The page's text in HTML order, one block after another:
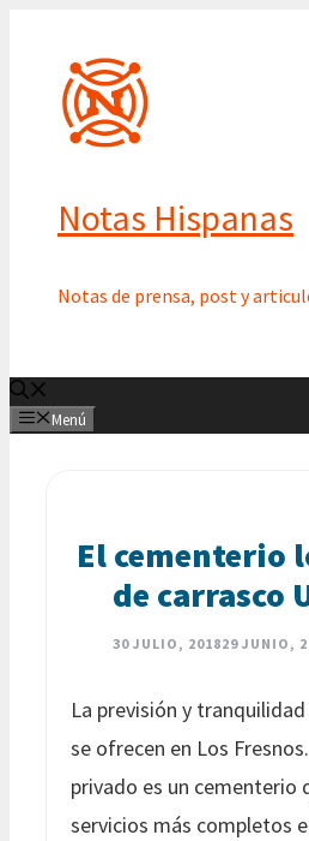
contenido
Notas Hispanas
Notas de prensa, post y
Menú
El cementerio
de carrasco
30 JULIO, 201829 JUNIO,
La previsión y
se ofrecen en Los
privado es un cementerio
servicios más completos